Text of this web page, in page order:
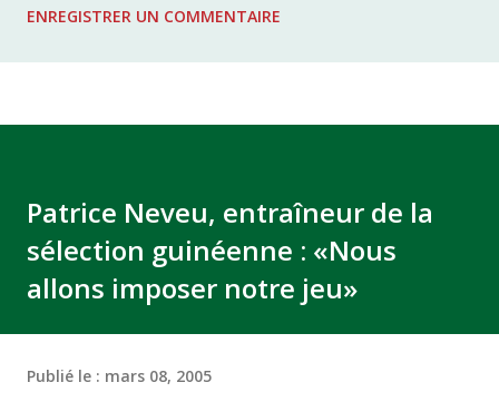
KHEMISET Mardi 06/12/2011 15H00 WAF - OCS au
ENREGISTRER UN COMMENTAIRE
Patrice Neveu, entraîneur de la
sélection guinéenne : «Nous
allons imposer notre jeu»
Publié le : mars 08, 2005